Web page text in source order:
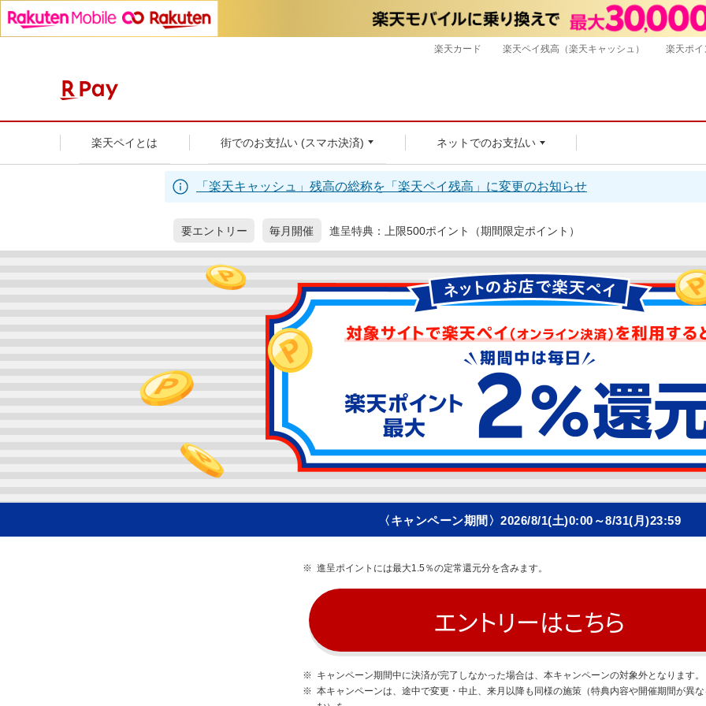
楽天ペイとは 街でのお支払い (スマホ決済) ネットでのお支払い
「楽天キャッシュ」残高の総称を「楽天ペイ残高」に変更のお知らせ
楽天カード 楽天ペイ残高（楽天キャッシュ） 楽天ポ
要エントリー 毎月開催 進呈特典：上限500ポイント（期間限定ポイント）
〈キャンペーン期間〉 2026/8/1(土)0:00～8/31(月)23:59
※ 進呈ポイントには最大1.5％の定常還元分を含みます。
エントリーはこちら
※ キャンペーン期間中に決済が完了しなかった場合は、本キャンペーンの対象外となります。
※ 本キャンペーンは、途中で変更・中止、来月以降も同様の施策（特典内容や開催期間が異